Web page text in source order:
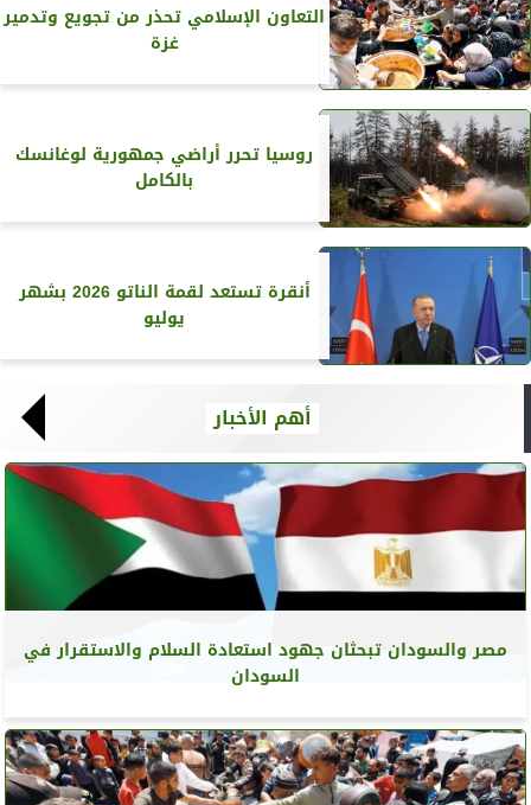
التعاون الإسلامي تحذر من تجويع وتدمير
غزة
روسيا تحرر أراضي جمهورية لوغانسك
بالكامل
أنقرة تستعد لقمة الناتو 2026 بشهر
يوليو
أهم الأخبار
مصر والسودان تبحثان جهود استعادة السلام والاستقرار في
السودان